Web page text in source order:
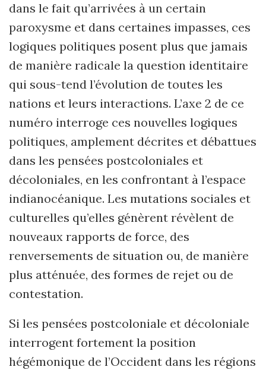
dans le fait qu’arrivées à un certain
paroxysme et dans certaines impasses, ces
logiques politiques posent plus que jamais
de manière radicale la question identitaire
qui sous-tend l’évolution de toutes les
nations et leurs interactions. L’axe 2 de ce
numéro interroge ces nouvelles logiques
politiques, amplement décrites et débattues
dans les pensées postcoloniales et
décoloniales, en les confrontant à l’espace
indianocéanique. Les mutations sociales et
culturelles qu’elles génèrent révèlent de
nouveaux rapports de force, des
renversements de situation ou, de manière
plus atténuée, des formes de rejet ou de
contestation.
Si les pensées postcoloniale et décoloniale
interrogent fortement la posi­tion
hégémonique de l’Occident dans les régions